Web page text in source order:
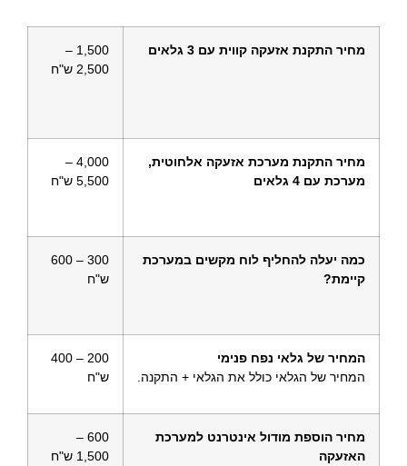
מחיר התקנת אזעקה קווית עם 3 גלאים
1,500 –
2,500 ש"ח
מחיר התקנת מערכת אזעקה אלחוטית,
מערכת עם 4 גלאים
4,000 –
5,500 ש"ח
כמה יעלה להחליף לוח מקשים במערכת
קיימת?
300 – 600
ש"ח
המחיר של גלאי נפח פנימי
המחיר של הגלאי כולל את הגלאי + התקנה.
200 – 400
ש"ח
מחיר הוספת מודול אינטרנט למערכת
האזעקה
600 –
1,500 ש"ח